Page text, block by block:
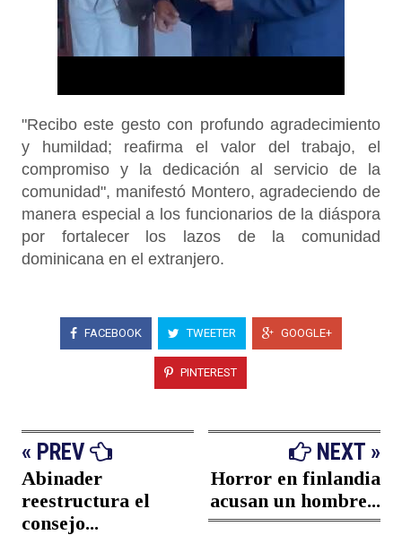
"Recibo este gesto con profundo agradecimiento
y humildad; reafirma el valor del trabajo, el
compromiso y la dedicación al servicio de la
comunidad", manifestó Montero, agradeciendo de
manera especial a los funcionarios de la diáspora
por fortalecer los lazos de la comunidad
dominicana en el extranjero.
FACEBOOK TWEETER GOOGLE+
PINTEREST
« PREV
Abinader
reestructura el
consejo...
NEXT »
Horror en finlandia
acusan un hombre...